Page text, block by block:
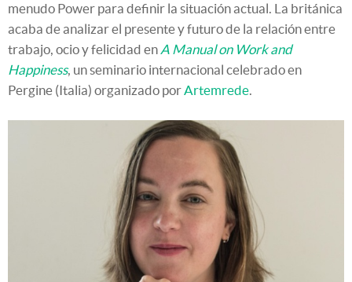
menudo Power para definir la situación actual. La británica
acaba de analizar el presente y futuro de la relación entre
trabajo, ocio y felicidad en A Manual on Work and
Happiness, un seminario internacional celebrado en
Pergine (Italia) organizado porArtemrede.